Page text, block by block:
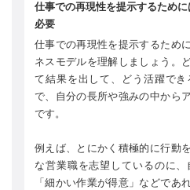
仕事での再現性を提示するため
必要
仕事での再現性を提示するため
ネスモデルを理解しましょう。
て結果を出して、どう活躍で
で、自分の長所や強みの中から
です。
例えば、とにかく積極的に行動
な営業職を志望しているのに
「細かい作業が得意」などであ